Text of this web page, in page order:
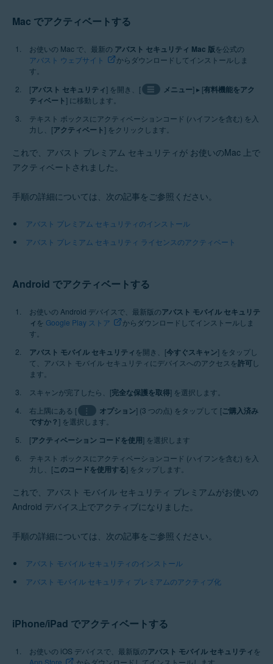
Mac でアクティベートする
お使いの Mac で、最新の アバスト セキュリティ Mac 版を公式の
アバスト ウェブサイト
からダウンロードしてインストールしま
す。
[アバスト セキュリティ] を開き、[ ☰ メニュー] ▸ [有料機能をアク
ティベート] に移動します。
テキスト ボックスにアクティベーションコード (ハイフンを含む) を入
力し、[アクティベート] をクリックします。
これで、アバスト プレミアム セキュリティが お使いのMac 上で
アクティベートされました。
手順の詳細については、次の記事をご参照ください。
アバスト プレミアム セキュリティのインストール
アバスト プレミアム セキュリティ ライセンスのアクティベート
Android でアクティベートする
お使いの Android デバイスで、最新版のアバスト モバイル セキュリテ
ィ を Google Play ストア
からダウンロードしてインストールしま
す。
アバスト モバイル セキュリティ を開き、[今すぐスキャン] をタップし
て、アバスト モバイル セキュリティにデバイスへのアクセスを許可し
ます。
スキャンが完了したら、[完全な保護を取得] を選択します。
右上隅にある [
⋮ オプション] (3 つの点) をタップして [ご購入済み
ですか？] を選択します。
[アクティベーション コードを使用] を選択します
テキスト ボックスにアクティベーションコード (ハイフンを含む) を入
力し、[このコードを使用する] をタップします。
これで、アバスト モバイル セキュリティ プレミアムがお使いの
Android デバイス上でアクティブになりました。
手順の詳細については、次の記事をご参照ください。
アバスト モバイル セキュリティのインストール
アバスト モバイル セキュリティ プレミアムのアクティブ化
iPhone/iPad でアクティベートする
お使いの iOS デバイスで、最新版のアバスト モバイル セキュリティ を
App Store
からダウンロードしてインストールします。